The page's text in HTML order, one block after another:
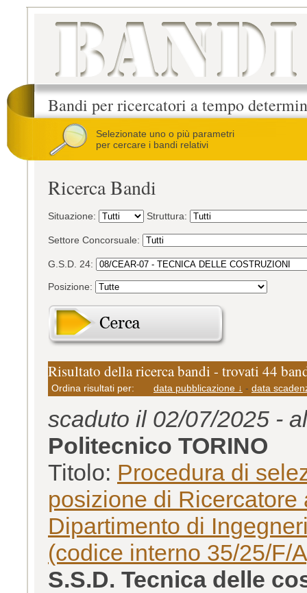
Bandi per ricercatori a tempo
Selezionate uno o più parametri
per cercare i bandi relativi
Ricerca Bandi
Situazione: Struttura:
Settore Concorsuale:
G.S.D. 24:
Posizione:
Risultato della ricerca bandi - trovati 44
Ordina risultati per: data pubblicazione ↓ - data
scaduto il 02/07/2025 -
Politecnico TORINO
Titolo: Procedura di
posizione di
Dipartimento di
(codice interno 35/25/F/
S.S.D. Tecnica delle